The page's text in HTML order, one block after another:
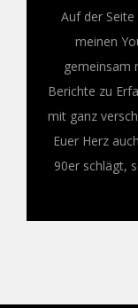
Auf der Seite
meinen
gemeinsam
Berichte zu
mit ganz
Euer Herz
90er schlägt,